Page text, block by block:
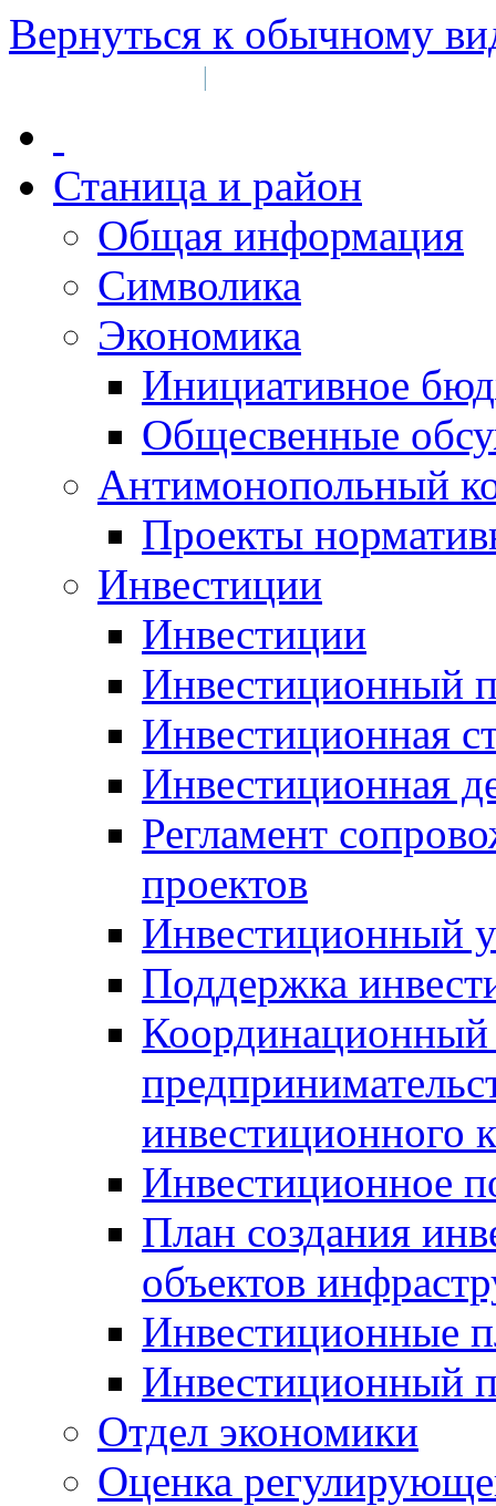
Вернуться к обычному
|
Станица и район
Общая информация
Символика
Экономика
Инициативное
Общесвенные
Антимонопольный
Проекты
Инвестиции
Инвестиции
Инвестиционный
Инвестиционная
Инвестиционная
Регламент
проектов
Инвестиционный
Поддержка
Координационный
инвестиционного
Инвестиционное
План создания
объектов
Инвестиционные
Инвестиционный
Отдел экономики
Оценка